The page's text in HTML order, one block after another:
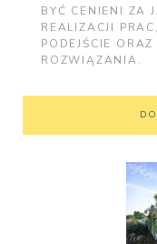
BYĆ CENIENI ZA
REALIZACJI
PODEJŚCIE
ROZWIĄZANIA.